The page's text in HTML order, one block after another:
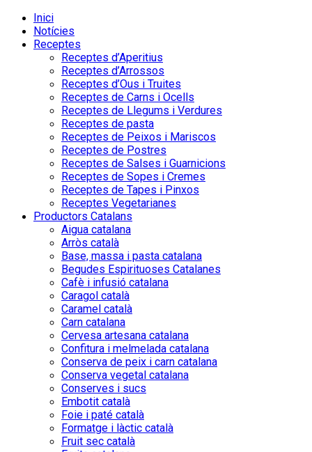
Inici
Notícies
Receptes
Receptes d’Aperitius
Receptes d’Arrossos
Receptes d’Ous i Truites
Receptes de Carns i Ocells
Receptes de Llegums i Verdures
Receptes de pasta
Receptes de Peixos i Mariscos
Receptes de Postres
Receptes de Salses i Guarnicions
Receptes de Sopes i Cremes
Receptes de Tapes i Pinxos
Receptes Vegetarianes
Productors Catalans
Aigua catalana
Arròs català
Base, massa i pasta catalana
Begudes Espirituoses Catalanes
Cafè i infusió catalana
Caragol català
Caramel català
Carn catalana
Cervesa artesana catalana
Confitura i melmelada catalana
Conserva de peix i carn catalana
Conserva vegetal catalana
Conserves i sucs
Embotit català
Foie i paté català
Formatge i làctic català
Fruit sec català